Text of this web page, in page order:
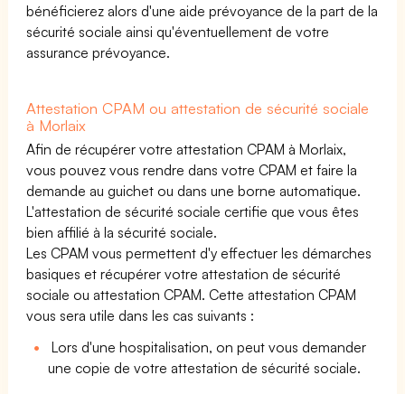
bénéficierez alors d'une aide prévoyance de la part de la
sécurité sociale ainsi qu'éventuellement de votre
assurance prévoyance.
Attestation CPAM ou attestation de sécurité sociale
à Morlaix
Afin de récupérer votre attestation CPAM à Morlaix,
vous pouvez vous rendre dans votre CPAM et faire la
demande au guichet ou dans une borne automatique.
L'attestation de sécurité sociale certifie que vous êtes
bien affilié à la sécurité sociale.
Les CPAM vous permettent d'y effectuer les démarches
basiques et récupérer votre attestation de sécurité
sociale ou attestation CPAM. Cette attestation CPAM
vous sera utile dans les cas suivants :
Lors d'une hospitalisation, on peut vous demander
une copie de votre attestation de sécurité sociale.